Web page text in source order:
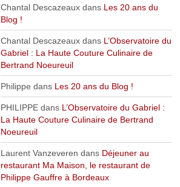
Chantal Descazeauxdans Les 20 ans du
Blog !
Chantal Descazeauxdans L’Observatoire du
Gabriel : La Haute Couture Culinaire de
Bertrand Noeureuil
Philippe dans Les 20 ans du Blog !
PHILIPPEdans L’Observatoire du Gabriel :
La Haute Couture Culinaire de Bertrand
Noeureuil
Laurent Vanzeveren dans Déjeuner au
restaurant Ma Maison, le restaurant de
Philippe Gauffre à Bordeaux